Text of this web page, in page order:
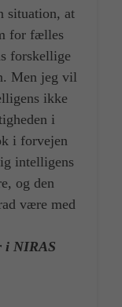
situation, at
for fælles
forskellige
Men jeg vil
ikke
i
i forvejen
intelligens
og den
være med
i NIRAS